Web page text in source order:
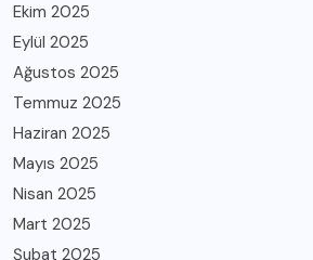
Ekim 2025
Eylül 2025
Ağustos 2025
Temmuz 2025
Haziran 2025
Mayıs 2025
Nisan 2025
Mart 2025
Şubat 2025